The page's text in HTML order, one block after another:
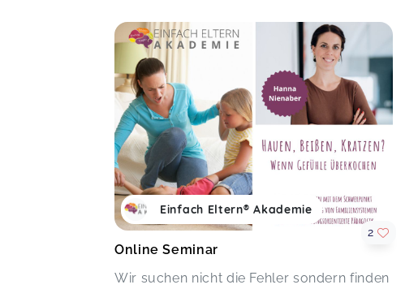
Einfach Eltern® Akademie
Online Seminar
Wir suchen nicht die Fehler sondern finden
2